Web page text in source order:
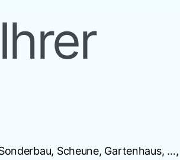
Scheune, Gartenhaus, …,